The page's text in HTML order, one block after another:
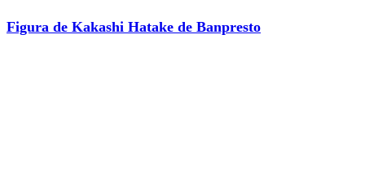
Figura de Kakashi Hatake de Banpresto